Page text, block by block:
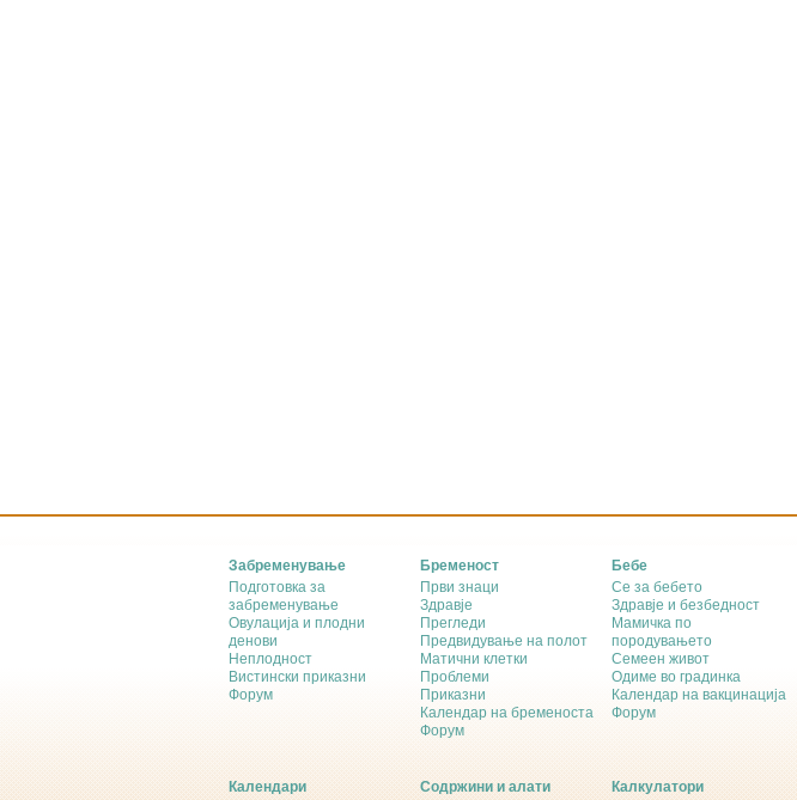
Забременување
Подготовка за
забременување
Овулација и плодни
денови
Неплодност
Вистински приказни
Форум
Бременост
Први знаци
Здравје
Прегледи
Предвидување на полот
Матични клетки
Проблеми
Приказни
Календар на бременоста
Форум
Бебе
Се за бебето
Здравје и безбедност
Мамичка по
породувањето
Семеен живот
Одиме во градинка
Календар на вакцинација
Форум
Календари Содржини и алати Калкулатори